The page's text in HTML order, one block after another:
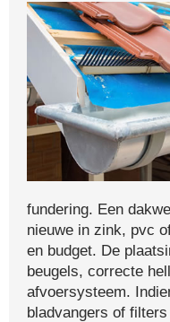
fundering. Een
nieuwe in zink, pvc
en budget. De
beugels, correcte
afvoersysteem.
bladvangers of